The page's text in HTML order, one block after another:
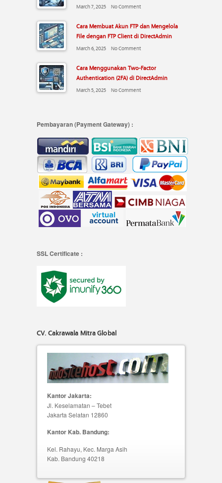
March 7, 2025 No Comment
Cara Membuat Akun FTP dan Mengelola
File dengan FTP Client di DirectAdmin
March 6, 2025 No Comment
Cara Menggunakan Two-Factor
Authentication (2FA) di DirectAdmin
March 5, 2025 No Comment
Pembayaran (Payment Gateway) :
SSL Certificate :
CV. Cakrawala Mitra Global
Kantor Jakarta:
Jl. Keselamatan – Tebet
Jakarta Selatan 12860
Kantor Kab. Bandung:
Kel. Rahayu, Kec. Marga Asih
Kab. Bandung 40218